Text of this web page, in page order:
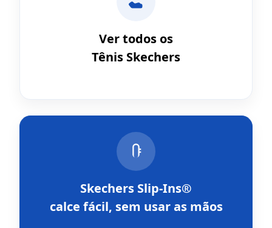
Ver todos os
Tênis Skechers
Skechers Slip-Ins®
calce fácil, sem usar as mãos